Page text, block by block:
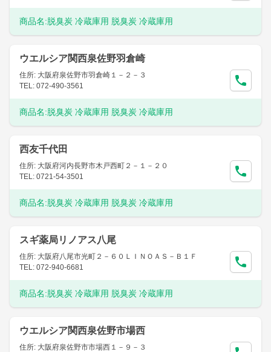
商品名:脱臭炭 冷蔵庫用 脱臭炭 冷蔵庫用
ウエルシア関西泉佐野羽倉崎
住所: 大阪府泉佐野市羽倉崎１－２－３
TEL: 072-490-3561
商品名:脱臭炭 冷蔵庫用 脱臭炭 冷蔵庫用
西友千代田
住所: 大阪府河内長野市木戸西町２－１－２０
TEL: 0721-54-3501
商品名:脱臭炭 冷蔵庫用 脱臭炭 冷蔵庫用
スギ薬局リノアス八尾
住所: 大阪府八尾市光町２－６０ＬＩＮＯＡＳ－Ｂ１Ｆ
TEL: 072-940-6681
商品名:脱臭炭 冷蔵庫用 脱臭炭 冷蔵庫用
ウエルシア関西泉佐野市場西
住所: 大阪府泉佐野市市場西１－９－３